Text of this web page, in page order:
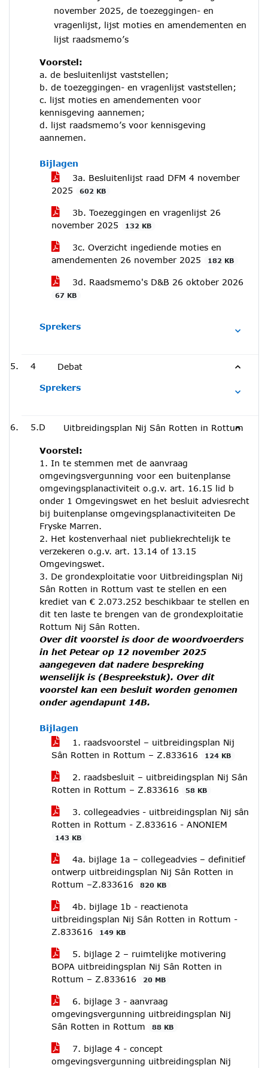
november 2025, de toezeggingen- en
vragenlijst, lijst moties en amendementen en
lijst raadsmemo’s
Voorstel:
a. de besluitenlijst vaststellen;
b. de toezeggingen- en vragenlijst vaststellen;
c. lijst moties en amendementen voor
kennisgeving aannemen;
d. lijst raadsmemo’s voor kennisgeving
aannemen.
Bijlagen
3a. Besluitenlijst raad DFM 4 november
2025
602 KB
3b. Toezeggingen en vragenlijst 26
november 2025
132 KB
3c. Overzicht ingediende moties en
amendementen 26 november 2025
182 KB
3d. Raadsmemo's D&B 26 oktober 2026
67 KB
Sprekers
4 Debat
Sprekers
5.D Uitbreidingsplan Nij Sân Rotten in Rottum
Voorstel:
1. In te stemmen met de aanvraag
omgevingsvergunning voor een buitenplanse
omgevingsplanactiviteit o.g.v. art. 16.15 lid b
onder 1 Omgevingswet en het besluit adviesrecht
bij buitenplanse omgevingsplanactiviteiten De
Fryske Marren.
2. Het kostenverhaal niet publiekrechtelijk te
verzekeren o.g.v. art. 13.14 of 13.15
Omgevingswet.
3. De grondexploitatie voor Uitbreidingsplan Nij
Sân Rotten in Rottum vast te stellen en een
krediet van € 2.073.252 beschikbaar te stellen en
dit ten laste te brengen van de grondexploitatie
Rottum Nij Sân Rotten.
Over dit voorstel is door de woordvoerders
in het Petear op 12 november 2025
aangegeven dat nadere bespreking
wenselijk is (Bespreekstuk). Over dit
voorstel kan een besluit worden genomen
onder agendapunt 14B.
Bijlagen
1. raadsvoorstel – uitbreidingsplan Nij
Sân Rotten in Rottum – Z.833616
124 KB
2. raadsbesluit – uitbreidingsplan Nij Sân
Rotten in Rottum – Z.833616
58 KB
3. collegeadvies - uitbreidingsplan Nij sân
Rotten in Rottum - Z.833616 - ANONIEM
143 KB
4a. bijlage 1a – collegeadvies – definitief
ontwerp uitbreidingsplan Nij Sân Rotten in
Rottum –Z.833616
820 KB
4b. bijlage 1b - reactienota
uitbreidingsplan Nij Sân Rotten in Rottum -
Z.833616
149 KB
5. bijlage 2 – ruimtelijke motivering
BOPA uitbreidingsplan Nij Sân Rotten in
Rottum – Z.833616
20 MB
6. bijlage 3 - aanvraag
omgevingsvergunning uitbreidingsplan Nij
Sân Rotten in Rottum
88 KB
7. bijlage 4 - concept
omgevingsvergunning uitbreidingsplan Nij